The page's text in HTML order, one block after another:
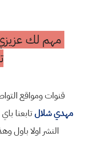
مهم لك عزيزي
قنوات ومواقع
مهدي شلالتابعنا
النشر اولا باول